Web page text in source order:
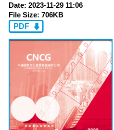
Date: 2023-11-29 11:06
File Size: 706KB
PDF